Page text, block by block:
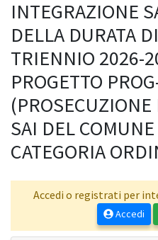
INTEGRAZIONE
DELLA DURATA
TRIENNIO 2026-
PROGETTO
SAI DEL
CATEGORIA
Accedi o registrati per
Accedi